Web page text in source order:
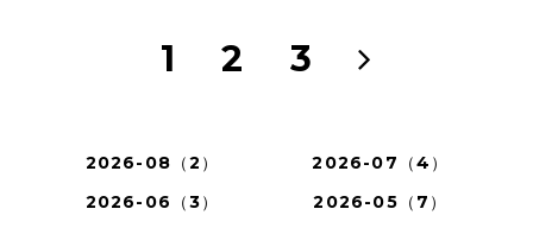
1 2 3
2026-08（2）
2026-07（4）
2026-06（3）
2026-05（7）